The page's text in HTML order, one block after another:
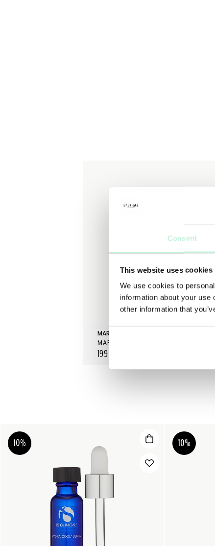
Consent
This website uses cookies
We use cookies to
information about your
other information that
MARIA ÅKERBERG
199 KR
10% 10%